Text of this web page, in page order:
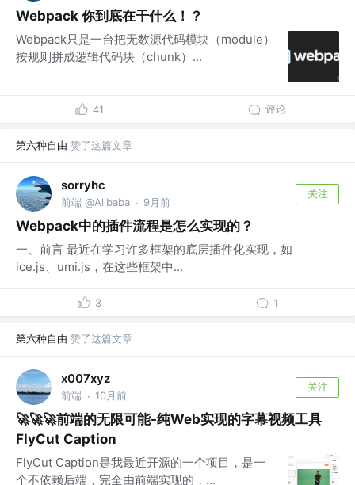
Webpack 你到底在干什么！？
Webpack只是一台把无数源代码模块（module）
按规则拼成逻辑代码块（chunk）...
41 评论
第六种自由 赞了这篇文章
sorryhc
前端 @Alibaba · 9月前
关注
Webpack中的插件流程是怎么实现的？
一、前言 最近在学习许多框架的底层插件化实现，如
ice.js、umi.js，在这些框架中...
3 1
第六种自由 赞了这篇文章
x007xyz
前端 · 10月前
关注
🚀🚀🚀前端的无限可能-纯Web实现的字幕视频工具
FlyCut Caption
FlyCut Caption是我最近开源的一个项目，是一
个不依赖后端，完全由前端实现的，...